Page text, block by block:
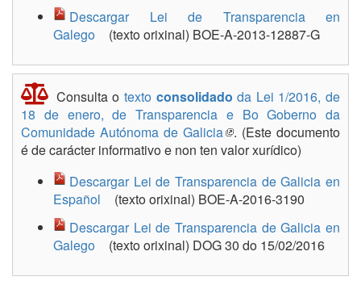
Descargar Lei de Transparencia en
Galego
(texto orixinal) BOE-A-2013-12887-G
Consulta o texto consolidadoda Lei 1/2016, de
18 de enero, de Transparencia e Bo Goberno da
Comunidade Autónoma de Galicia
. (Este documento
é de carácter informativo e non ten valor xurídico)
Descargar Lei de Transparencia de Galicia en
Español
(texto orixinal) BOE-A-2016-3190
Descargar Lei de Transparencia de Galicia en
Galego
(texto orixinal) DOG 30 do 15/02/2016